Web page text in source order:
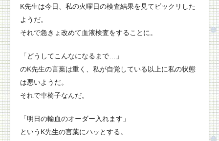
K先生は今日、私の火曜日の検査結果を見てビックリした
ようだ。
それで急きょ改めて血液検査をすることに。
「どうしてこんなになるまで…」
のK先生の言葉は重く、私が自覚している以上に私の状態
は悪いようだ。
それで車椅子なんだ。
「明日の輸血のオーダー入れます」
というK先生の言葉にハッとする。